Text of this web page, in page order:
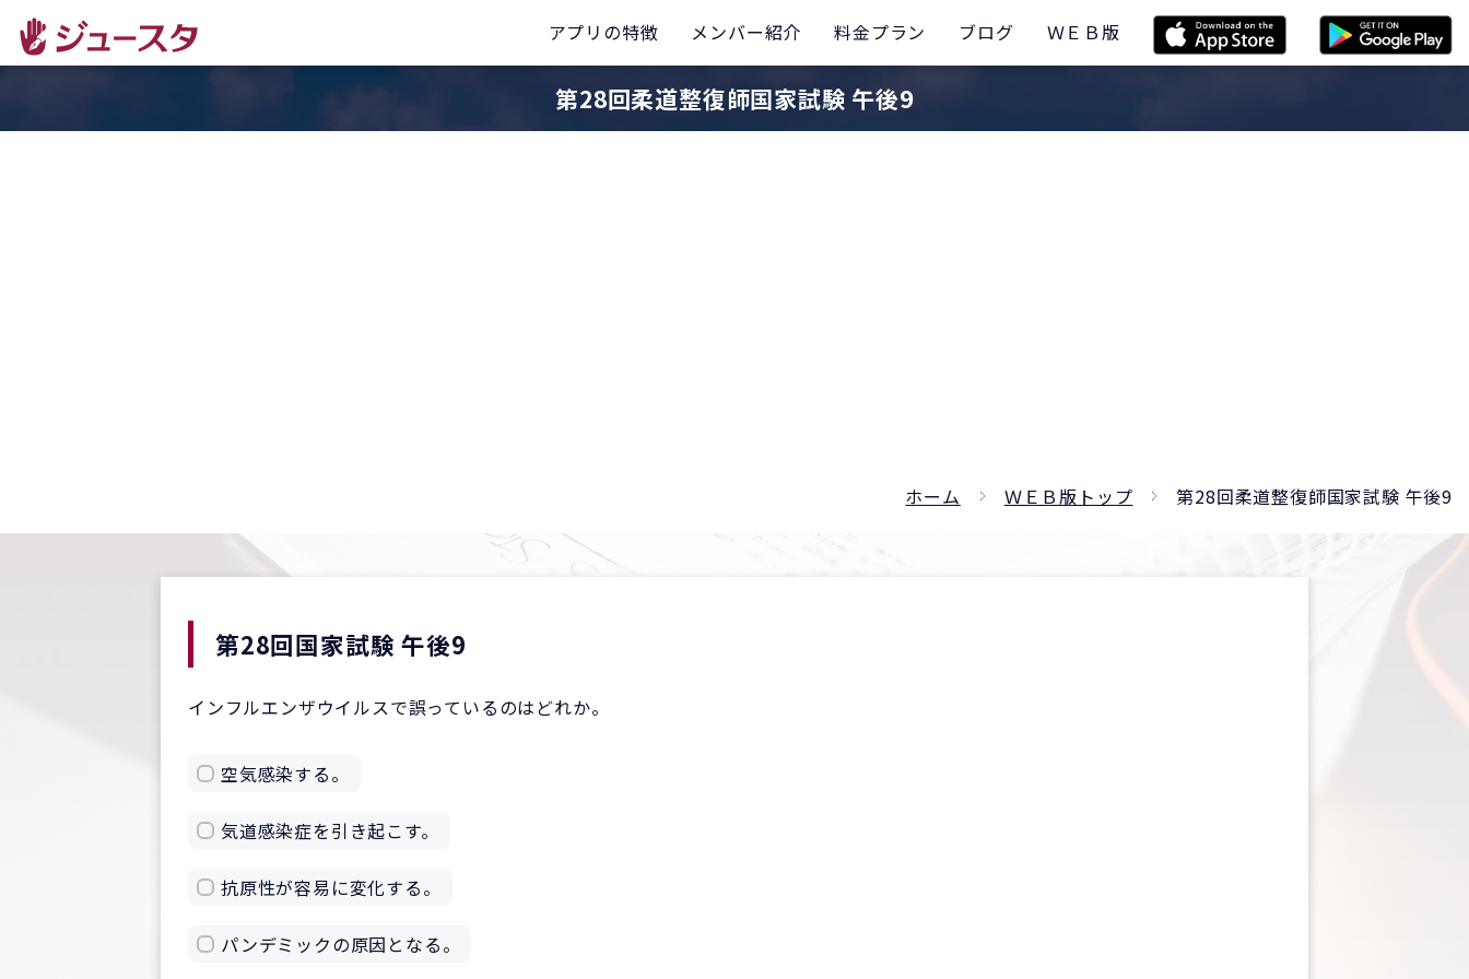
アプリの特徴 メンバー紹介 料金プラン ブログ ＷＥＢ版
第28回柔道整復師国家試験 午後9
ホーム ＷＥＢ版トップ 第28回柔道整復師国家試験 午後9
第28回国家試験 午後9
インフルエンザウイルスで誤っているのはどれか。
空気感染する。
気道感染症を引き起こす。
抗原性が容易に変化する。
パンデミックの原因となる。